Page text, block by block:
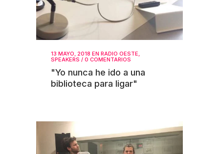
13 MAYO, 2018 EN RADIO OESTE,
SPEAKERS / 0 COMENTARIOS
"Yo nunca he ido a una
biblioteca para ligar"